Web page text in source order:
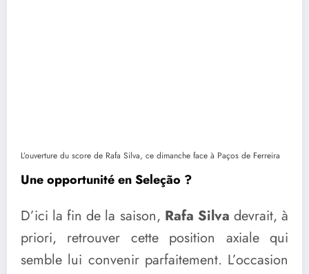
L’ouverture du score de Rafa Silva, ce dimanche face à Paços de Ferreira
Une opportunité en Seleção ?
D’ici la fin de la saison, Rafa Silva devrait, à
priori, retrouver cette position axiale qui
semble lui convenir parfaitement. L’occasion